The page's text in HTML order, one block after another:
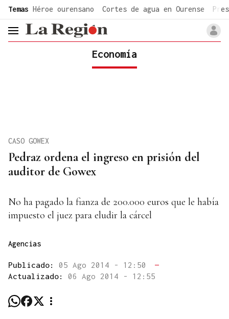
common.go-to-content
Temas Héroe ourensano Cortes de agua en Ourense
header.menu.open
Economía
Pedraz ordena el ingreso en prisión del
auditor de Gowex
CASO GOWEX
No ha pagado la fianza de 200.000 euros que le había
impuesto el juez para eludir la cárcel
Agencias
Publicado: 05 Ago 2014 - 12:50
—
Actualizado: 06 Ago 2014 - 12:55